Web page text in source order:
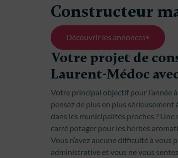
Constructeur
Découvrir les annonces
Votre projet de
Laurent-Médoc
Votre principal objectif pour l’année
pensez de plus en plus
dans les municipalités proches ?
carré potager pour les herbes
Vous n’avez aucune difficulté à vous
administrative et vous ne vous